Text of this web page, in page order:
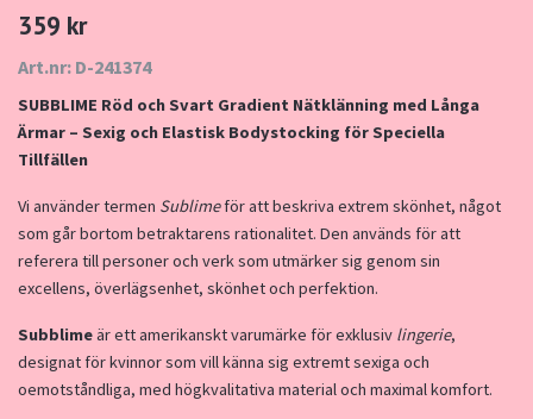
359 kr
Art.nr: D-241374
SUBBLIME Röd och Svart Gradient Nätklänning med Långa
Ärmar – Sexig och Elastisk Bodystocking för Speciella
Tillfällen
Vi använder termen Sublimeför att beskriva extrem skönhet, något
som går bortom betraktarens rationalitet. Den används för att
referera till personer och verk som utmärker sig genom sin
excellens, överlägsenhet, skönhet och perfektion.
Subblimeär ett amerikanskt varumärke för exklusiv lingerie,
designat för kvinnor som vill känna sig extremt sexiga och
oemotståndliga, med högkvalitativa material och maximal komfort.